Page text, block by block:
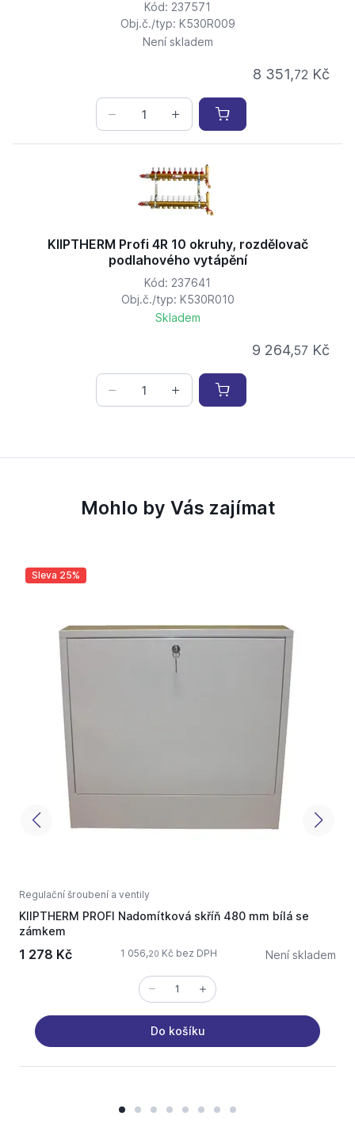
Kód: 237571
Obj.č./typ: K530R009
Není skladem
8 351,72 Kč
KIIPTHERM Profi 4R 10 okruhy, rozdělovač
podlahového vytápění
Kód: 237641
Obj.č./typ: K530R010
Skladem
9 264,57 Kč
Mohlo by Vás zajímat
Sleva 25%
Regulační šroubení a ventily
KIIPTHERM PROFI Nadomítková skříň 480 mm bílá se
zámkem
1 278 Kč 1 056,20 Kč bez DPH Není skladem
Do košíku